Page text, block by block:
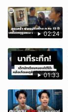
02:24
01:33